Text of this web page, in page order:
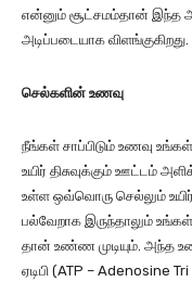
என்னும் சூட்சமம்தான் இந்த
அடிப்படையாக
செல்களின் உணவு
நீங்கள் சாப்பிடும் உணவு
உயிர் திசுவுக்கும் ஊட்டம்
உள்ள ஒவ்வொரு செல்லும் உயிர்
பல்வேறாக இருந்தாலும்
தான் உண்ண முடியும். அந்த
ஏடிபி (ATP – Adenosine